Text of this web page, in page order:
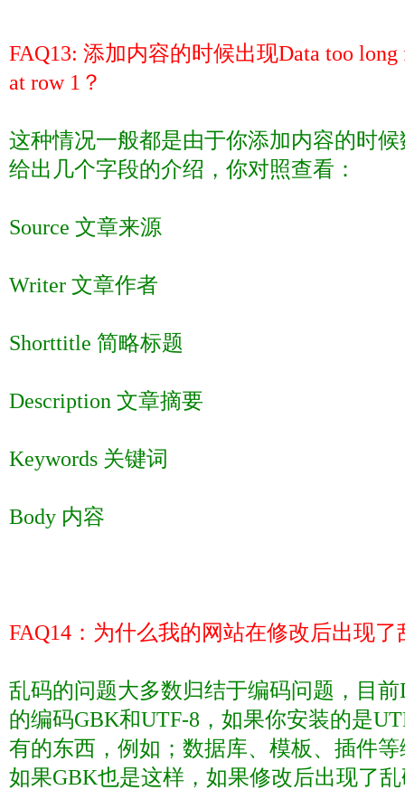
FAQ13: 添加内容的时候出现Data too
at row 1 ？
这种情况一般都是由于你添加内容的时
给出几个字段的介绍，你对照查看：
Source 文章来源
Writer 文章作者
Shorttitle 简略标题
Description 文章摘要
Keywords 关键词
Body 内容
FAQ14 ：为什么我的网站在修改后出现了
乱码的问题大多数归结于编码问题，目前
的编码GBK和UTF-8 ，如果你安装的是
有的东西，例如；数据库、模板、插件
如果GBK也是这样，如果修改后出现了